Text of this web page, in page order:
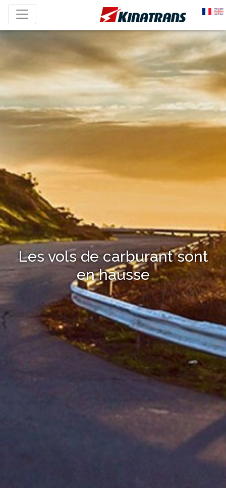
Les vols de carburant sont
en hausse